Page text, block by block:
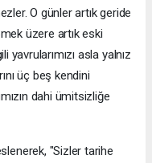
O günler artık geride
üzere artık eski
asla yalnız
üç beş kendini
dahi ümitsizliğe
"Sizler tarihe